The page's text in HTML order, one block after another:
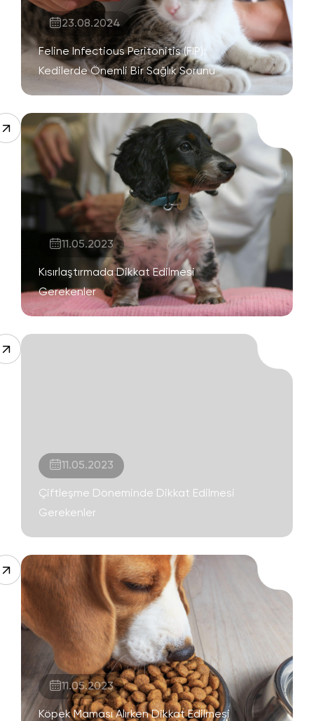
23.08.2024
Feline Infectious Peritonitis (FIP):
Kedilerde Önemli Bir Sağlık Sorunu
11.05.2023
Kısırlaştırmada Dikkat Edilmesi
Gerekenler
11.05.2023
Çiftleşme Döneminde Dikkat Edilmesi
Gerekenler
11.05.2023
Köpek Maması Alırken Dikkat Edilmesi